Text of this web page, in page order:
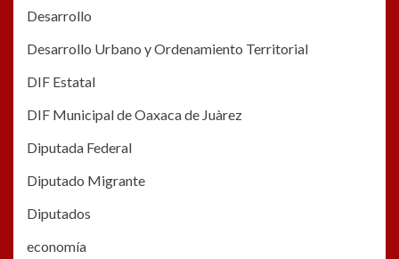
Desarrollo
Desarrollo Urbano y Ordenamiento Territorial
DIF Estatal
DIF Municipal de Oaxaca de Juàrez
Diputada Federal
Diputado Migrante
Diputados
economía